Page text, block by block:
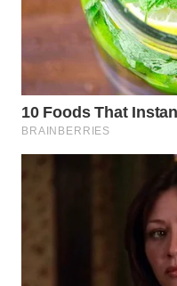
MANDALIKA
LIKUPANG
WN
LABUANBAJO